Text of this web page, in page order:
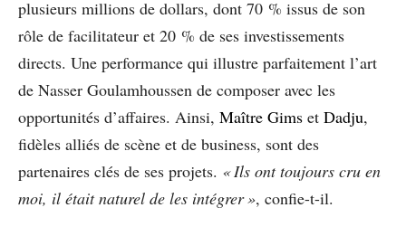
plusieurs millions de dollars, dont 70 % issus de son
rôle de facilitateur et 20 % de ses investissements
directs. Une performance qui illustre parfaitement l’art
de Nasser Goulamhoussen de composer avec les
opportunités d’affaires. Ainsi, Maître Gims et Dadju,
fidèles alliés de scène et de business, sont des
partenaires clés de ses projets. « Ils ont toujours cru en
moi, il était naturel de les intégrer », confie-t-il.